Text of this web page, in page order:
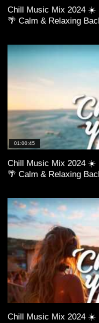
Chill Music Mix 2024 ☀️
🌴 Calm & Relaxing
01:00:45
Chill Music Mix 2024 ☀️
🌴 Calm & Relaxing
Chill Music Mix 2024 ☀️